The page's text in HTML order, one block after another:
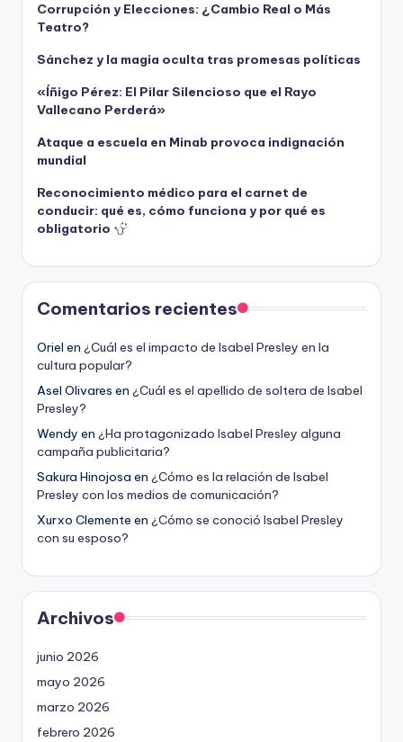
Corrupción y Elecciones: ¿Cambio Real o Más
Teatro?
Sánchez y la magia oculta tras promesas políticas
«Íñigo Pérez: El Pilar Silencioso que el Rayo
Vallecano Perderá»
Ataque a escuela en Minab provoca indignación
mundial
Reconocimiento médico para el carnet de
conducir: qué es, cómo funciona y por qué es
obligatorio
Comentarios recientes
Oriel en ¿Cuál es el impacto de Isabel Presley en la
cultura popular?
Asel Olivares en ¿Cuál es el apellido de soltera de Isabel
Presley?
Wendy en ¿Ha protagonizado Isabel Presley alguna
campaña publicitaria?
Sakura Hinojosa en ¿Cómo es la relación de Isabel
Presley con los medios de comunicación?
Xurxo Clemente en ¿Cómo se conoció Isabel Presley
con su esposo?
Archivos
junio 2026
mayo 2026
marzo 2026
febrero 2026